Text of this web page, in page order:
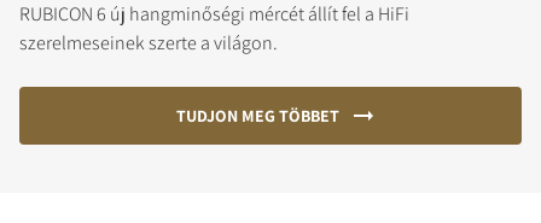
RUBICON 6 új hangminőségi mércét állít fel a HiFi
szerelmeseinek szerte a világon.
TUDJON MEG TÖBBET